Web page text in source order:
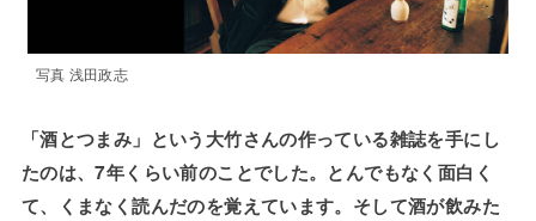
写真 浅田政志
「酒とつまみ」という大竹さんの作っている雑誌を手にし
たのは、7年くらい前のことでした。とんでもなく面白く
て、くまなく読んだのを覚えています。そして酒が飲みた